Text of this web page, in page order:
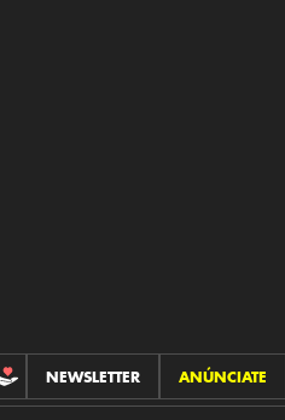
CONTRIBUCIONES
NEWSLETTER ANÚNCIATE